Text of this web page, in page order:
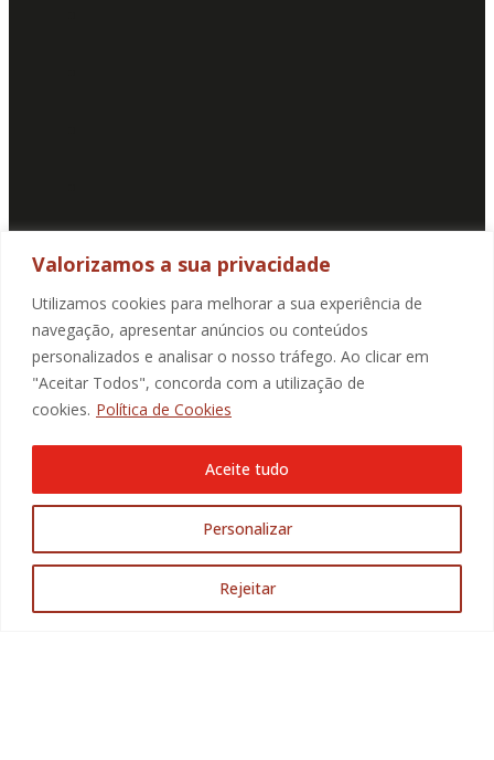
Valorizamos a sua privacidade
Utilizamos cookies para melhorar a sua experiência de
navegação, apresentar anúncios ou conteúdos
personalizados e analisar o nosso tráfego. Ao clicar em
"Aceitar Todos", concorda com a utilização de
cookies. Política de Cookies
Personalizar
Rejeitar
Aceite tudo
SUBSCREVA A NOSSA NEWSLETTER
E-mail
Ao marcar a caixa de verificação, autorizo de forma
explícita livre, informada e especificada, a recolha e
tratamento dos meus dados pessoais para receber
Politica de Privacidade